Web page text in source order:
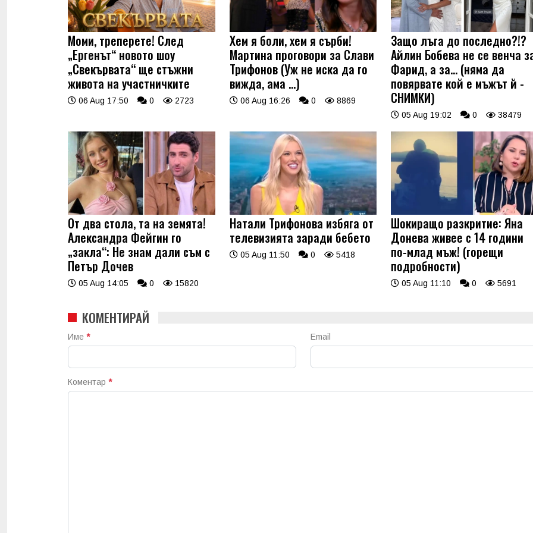
Моми, треперете! След
„Ергенът“ новото шоу
„Свекървата“ ще стъжни
живота на участничките
06 Aug 17:50 0 2723
Хем я боли, хем я сърби!
Мартина проговори за Слави
Трифонов (Уж не иска да го
вижда, ама …)
06 Aug 16:26 0 8869
Защо лъга до последно?!?
Айлин Бобева не се венча
Фарид, а за... (няма да
повярвате кой е мъжът й -
СНИМКИ)
05 Aug 19:02 0 38479
От два стола, та на земята!
Александра Фейгин го
„закла“: Не знам дали съм с
Петър Дочев
05 Aug 14:05 0 15820
Натали Трифонова избяга от
телевизията заради бебето
05 Aug 11:50 0 5418
Шокиращо разкритие: Яна
Донева живее с 14 години
по-млад мъж! (горещи
подробности)
05 Aug 11:10 0 5691
КОМЕНТИРАЙ
Име * Email
Коментар *